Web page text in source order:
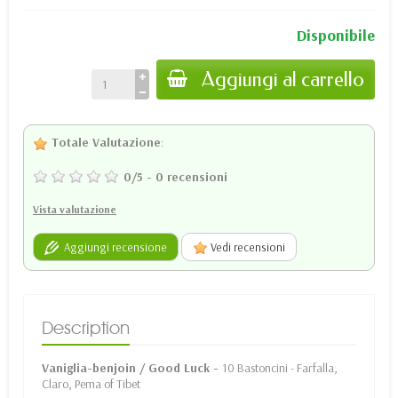
Disponibile
Aggiungi al carrello
Totale Valutazione:
0/5 - 0 recensioni
Vista valutazione
Aggiungi recensione Vedi recensioni
Description
Vaniglia-benjoin / Good Luck - 10 Bastoncini - Farfalla,
Claro, Pema of Tibet